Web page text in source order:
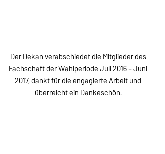
Der Dekan verabschiedet die Mitglieder des
Fachschaft der Wahlperiode Juli 2016 – Juni
2017, dankt für die engagierte Arbeit und
überreicht ein Dankeschön.